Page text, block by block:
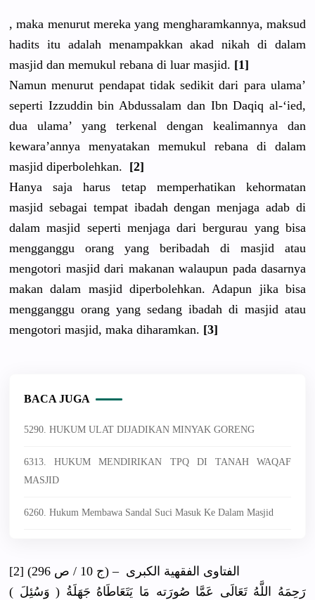
, maka menurut mereka yang mengharamkannya, maksud
hadits itu adalah menampakkan akad nikah di dalam
masjid dan memukul rebana di luar masjid. [1]
Namun menurut pendapat tidak sedikit dari para ulama’
seperti Izzuddin bin Abdussalam dan Ibn Daqiq al-‘ied,
dua ulama’ yang terkenal dengan kealimannya dan
kewara’annya menyatakan memukul rebana di dalam
masjid diperbolehkan. [2]
Hanya saja harus tetap memperhatikan kehormatan
masjid sebagai tempat ibadah dengan menjaga adab di
dalam masjid seperti menjaga dari bergurau yang bisa
mengganggu orang yang beribadah di masjid atau
mengotori masjid dari makanan walaupun pada dasarnya
makan dalam masjid diperbolehkan. Adapun jika bisa
mengganggu orang yang sedang ibadah di masjid atau
mengotori masjid, maka diharamkan. [3]
BACA JUGA
5290. HUKUM ULAT DIJADIKAN MINYAK GORENG
6313. HUKUM MENDIRIKAN TPQ DI TANAH WAQAF
MASJID
6260. Hukum Membawa Sandal Suci Masuk Ke Dalam Masjid
[2] الفتاوى الفقهية الكبرى – (ج 10 / ص 296)
( وَسُئِلَ ) رَحِمَهُ اللَّهُ تَعَالَى عَمَّا صُورَته مَا يَتَعَاطَاهُ جَهَلَةُ